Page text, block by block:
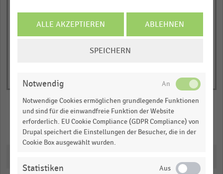
(absolut).
1.0894522197309415.
View
table.
interactive
Merken Teilen
ALLE AKZEPTIEREN ABLEHNEN
SPEICHERN
Notwendig
Notwendige Cookies ermöglichen grundlegende Funktionen
und sind für die einwandfreie Funktion der Website
erforderlich. EU Cookie Compliance (GDPR Compliance) von
Drupal speichert die Einstellungen der Besucher, die in der
Cookie Box ausgewählt wurden.
Statistiken